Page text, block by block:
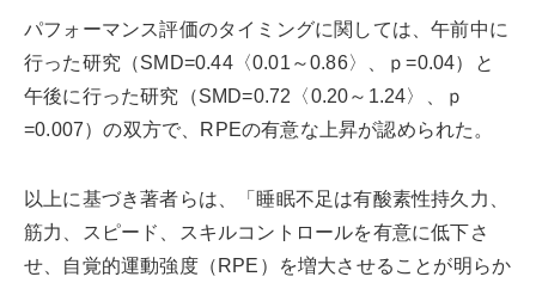
パフォーマンス評価のタイミングに関しては、午前中に
行った研究（SMD=0.44〈0.01～0.86〉、ｐ=0.04）と
午後に行った研究（SMD=0.72〈0.20～1.24〉、ｐ
=0.007）の双方で、RPEの有意な上昇が認められた。
以上に基づき著者らは、「睡眠不足は有酸素性持久力、
筋力、スピード、スキルコントロールを有意に低下さ
せ、自覚的運動強度（RPE）を増大させることが明らか